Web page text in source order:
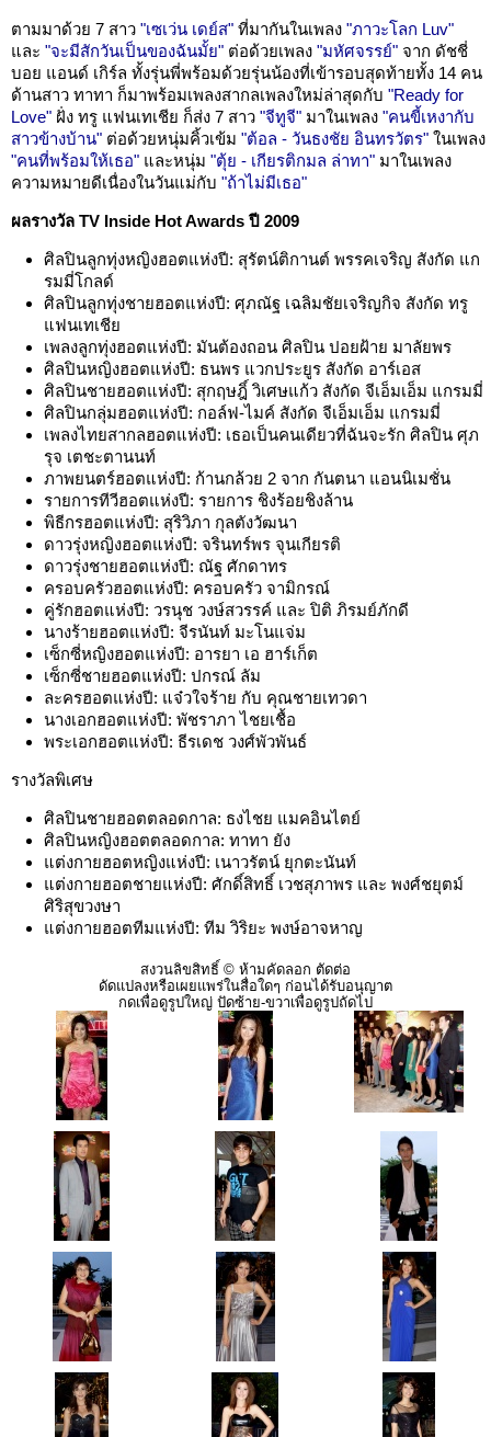
ตามมาด้วย 7 สาว "เซเว่น เดย์ส" ที่มากันในเพลง "ภาวะโลก Luv"
และ "จะมีสักวันเป็นของฉันมั้ย" ต่อด้วยเพลง "มหัศจรรย์" จาก ดัชชี่
บอย แอนด์ เกิร์ล ทั้งรุ่นพี่พร้อมด้วยรุ่นน้องที่เข้ารอบสุดท้ายทั้ง 14 คน
ด้านสาว ทาทา ก็มาพร้อมเพลงสากลเพลงใหม่ล่าสุดกับ "Ready for
Love" ฝั่ง ทรู แฟนเทเชีย ก็ส่ง 7 สาว "จีทูจี" มาในเพลง "คนขี้เหงากับ
สาวข้างบ้าน" ต่อด้วยหนุ่มคิ้วเข้ม "ต้อล - วันธงชัย อินทรวัตร" ในเพลง
"คนที่พร้อมให้เธอ" และหนุ่ม "ตุ้ย - เกียรติกมล ล่าทา" มาในเพลง
ความหมายดีเนื่องในวันแม่กับ "ถ้าไม่มีเธอ"
ผลรางวัล TV Inside Hot Awards ปี 2009
ศิลปินลูกทุ่งหญิงฮอตแห่งปี: สุรัตน์ติกานต์ พรรคเจริญ สังกัด แก
รมมี่โกลด์
ศิลปินลูกทุ่งชายฮอตแห่งปี: ศุภณัฐ เฉลิมชัยเจริญกิจ สังกัด ทรู
แฟนเทเชีย
เพลงลูกทุ่งฮอตแห่งปี: มันต้องถอน ศิลปิน ปอยฝ้าย มาลัยพร
ศิลปินหญิงฮอตแห่งปี: ธนพร แวกประยูร สังกัด อาร์เอส
ศิลปินชายฮอตแห่งปี: สุกฤษฎิ์ วิเศษแก้ว สังกัด จีเอ็มเอ็ม แกรมมี่
ศิลปินกลุ่มฮอตแห่งปี: กอล์ฟ-ไมค์ สังกัด จีเอ็มเอ็ม แกรมมี่
เพลงไทยสากลฮอตแห่งปี: เธอเป็นคนเดียวที่ฉันจะรัก ศิลปิน ศุภ
รุจ เตชะตานนท์
ภาพยนตร์ฮอตแห่งปี: ก้านกล้วย 2 จาก กันตนา แอนนิเมชั่น
รายการทีวีฮอตแห่งปี: รายการ ชิงร้อยชิงล้าน
พิธีกรฮอตแห่งปี: สุริวิภา กุลตังวัฒนา
ดาวรุ่งหญิงฮอตแห่งปี: จรินทร์พร จุนเกียรติ
ดาวรุ่งชายฮอตแห่งปี: ณัฐ ศักดาทร
ครอบครัวฮอตแห่งปี: ครอบครัว จามิกรณ์
คู่รักฮอตแห่งปี: วรนุช วงษ์สวรรค์ และ ปิติ ภิรมย์ภักดี
นางร้ายฮอตแห่งปี: จีรนันท์ มะโนแจ่ม
เซ็กซี่หญิงฮอตแห่งปี: อารยา เอ ฮาร์เก็ต
เซ็กซี่ชายฮอตแห่งปี: ปกรณ์ ลัม
ละครฮอตแห่งปี: แจ๋วใจร้าย กับ คุณชายเทวดา
นางเอกฮอตแห่งปี: พัชราภา ไชยเชื้อ
พระเอกฮอตแห่งปี: ธีรเดช วงศ์พัวพันธ์
รางวัลพิเศษ
ศิลปินชายฮอตตลอดกาล: ธงไชย แมคอินไตย์
ศิลปินหญิงฮอตตลอดกาล: ทาทา ยัง
แต่งกายฮอตหญิงแห่งปี: เนาวรัตน์ ยุกตะนันท์
แต่งกายฮอตชายแห่งปี: ศักดิ์สิทธิ์ เวชสุภาพร และ พงศ์ชยุตม์
ศิริสุขวงษา
แต่งกายฮอตทีมแห่งปี: ทีม วิริยะ พงษ์อาจหาญ
สงวนลิขสิทธิ์ © ห้ามคัดลอก ตัดต่อ
ดัดแปลงหรือเผยแพร่ในสื่อใดๆ ก่อนได้รับอนุญาต
กดเพื่อดูรูปใหญ่ ปัดซ้าย-ขวาเพื่อดูรูปถัดไป